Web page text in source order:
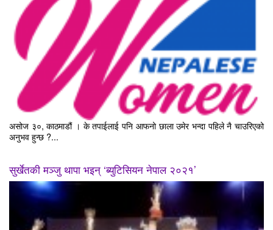
असोज ३०, काठमाडौं । के तपाईलाई पनि आफनो छाला उमेर भन्दा पहिले नै चाउरिएको
अनुभव हुन्छ ?...
सुर्खेतकी मञ्जु थापा भइन् ‘ब्युटिसियन नेपाल २०२१’